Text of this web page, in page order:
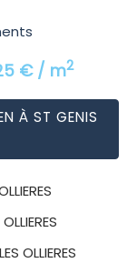
€ / m2
À ST GENIS
OLLIERES